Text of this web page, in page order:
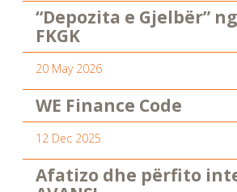
“Depozita e Gjelbër”
FKGK
20 May 2026
WE Finance Code
12 Dec 2025
Afatizo dhe përfito